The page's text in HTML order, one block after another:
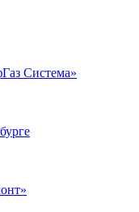
Система»